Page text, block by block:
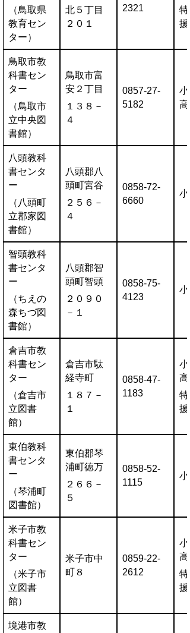
（鳥取県
教育セン
ター）
北５丁目
２０１
2321
特
援
鳥取市教
科書セン
ター
（鳥取市
立中央図
書館）
鳥取市富
安２丁目
１３８－
４
0857-27-
5182
小
高
八頭教科
書センタ
ー
（八頭町
立郡家図
書館）
八頭郡八
頭町宮谷
２５６－
４
0858-72-
6660
小
智頭教科
書センタ
ー
（ちえの
森ちづ図
書館）
八頭郡智
頭町智頭
２０９０
－１
0858-75-
4123
小
倉吉市教
科書セン
ター
（倉吉市
立図書
館）
倉吉市駄
経寺町
１８７－
１
0858-47-
1183
小
高
特
援
東伯教科
書センタ
ー
（琴浦町
図書館）
東伯郡琴
浦町徳万
２６６－
５
0858-52-
1115
小
米子市教
科書セン
ター
（米子市
立図書
館）
米子市中
町８
0859-22-
2612
小
高
特
援
境港市教